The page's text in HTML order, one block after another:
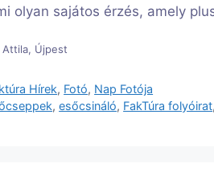
olyan sajátos érzés, amely
Attila, Újpest
Hírek, Fotó, Nap Fotója
,esőcsináló, FakTúra folyóirat,